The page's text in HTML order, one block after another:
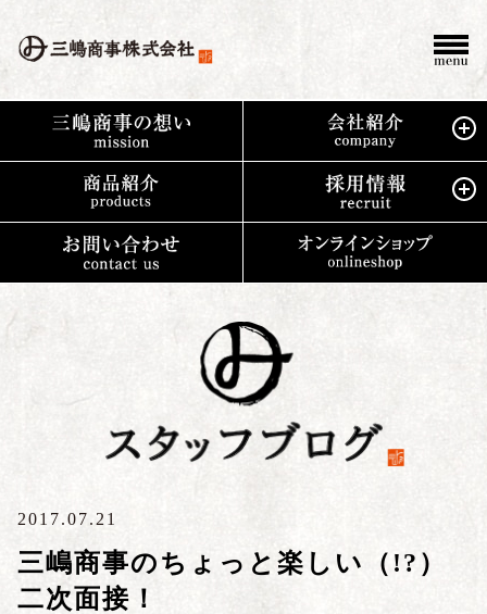
2017.07.21
三嶋商事のちょっと楽しい（!?）
二次面接！